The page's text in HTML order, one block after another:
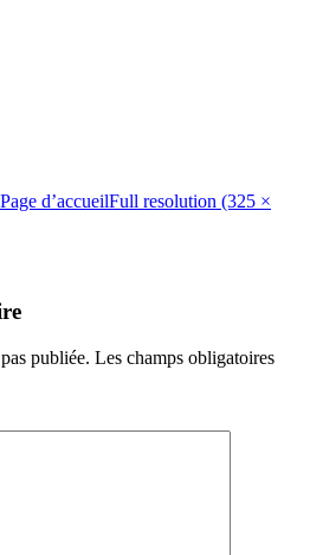
Page d’accueilFull resolution (325 ×
publiée. Les champs obligatoires